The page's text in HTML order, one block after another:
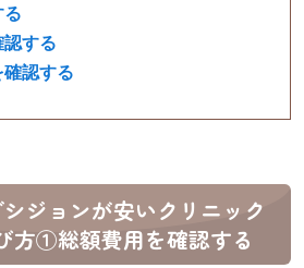
る
する
認する
ジョンが安いクリニック
方①総額費用を確認する